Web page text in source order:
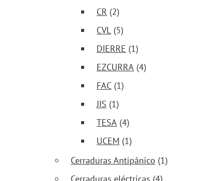
CR (2)
CVL (5)
DIERRE (1)
EZCURRA (4)
FAC (1)
JIS (1)
TESA (4)
UCEM (1)
Cerraduras Antipánico (1)